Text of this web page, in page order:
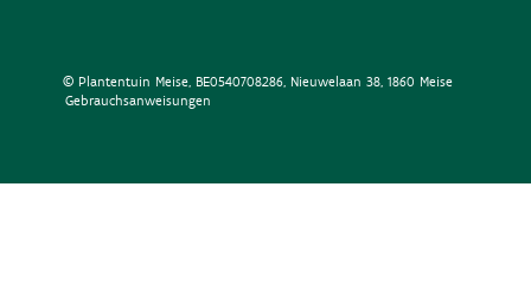
© Plantentuin Meise, BE0540708286, Nieuwelaan 38, 1860 Meise
Gebrauchsanweisungen